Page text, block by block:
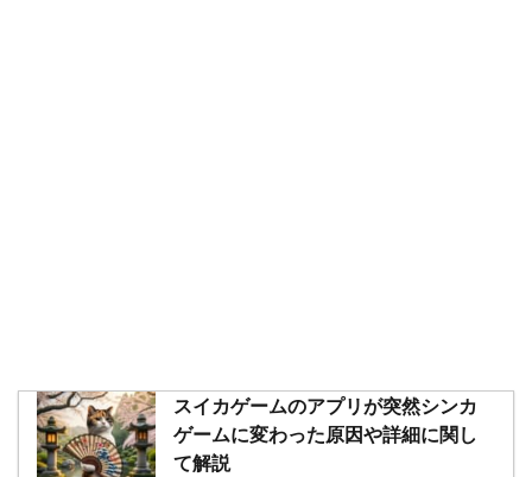
スイカゲームのアプリが突然シンカ
ゲームに変わった原因や詳細に関し
て解説